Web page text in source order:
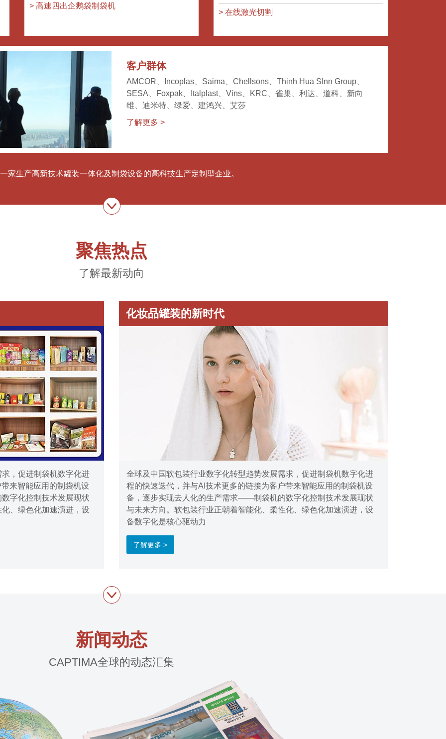
> 高速四出企鹅袋制袋机
> 在线激光切割
客户群体
AMCOR、Incoplas、Saima、Chellsons、Thinh Hua SInn Group、
SESA、Foxpak、Italplast、Vins、KRC、雀巢、利达、道科、新向
维、迪米特、绿爱、建鸿兴、艾莎
了解更多 >
家生产高新技术罐装一体化及制袋设备的高科技生产定制型企业。
聚焦热点
了解最新动向
，促进制袋机数字化进
来智能应用的制袋机设
字化控制技术发展现状
、绿色化加速演进，设
化妆品罐装的新时代
全球及中国软包装行业数字化转型趋势发展需求，促进制袋机数字化进
程的快速迭代，并与AI技术更多的链接为客户带来智能应用的制袋机设
备，逐步实现去人化的生产需求——制袋机的数字化控制技术发展现状
与未来方向。软包装行业正朝着智能化、柔性化、绿色化加速演进，设
备数字化是核心驱动力
了解更多 >
新闻动态
CAPTIMA全球的动态汇集